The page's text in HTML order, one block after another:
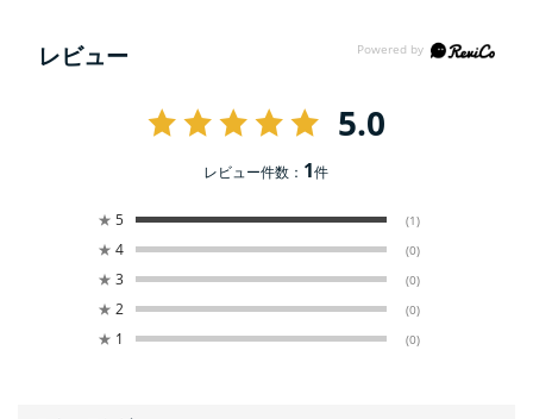
レビュー
5.0
レビュー件数： 1件
★ 5 (1)
★ 4 (0)
★ 3 (0)
★ 2 (0)
★ 1 (0)